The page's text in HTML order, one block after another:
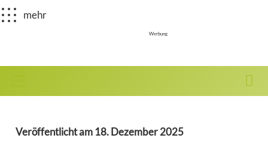
mehr
Werbung
Veröffentlicht am 18. Dezember 2025